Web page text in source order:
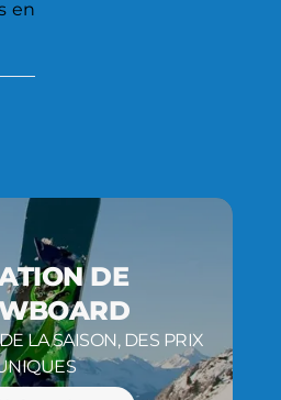
en
DE
LA SAISON, DES PRIX